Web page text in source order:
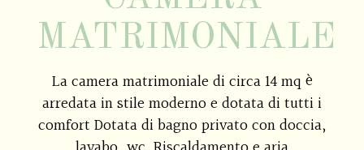
MATRIMONIALE
La camera matrimoniale di circa 14 mq è
arredata in stile moderno e dotata di tutti i
comfort Dotata di bagno privato con doccia,